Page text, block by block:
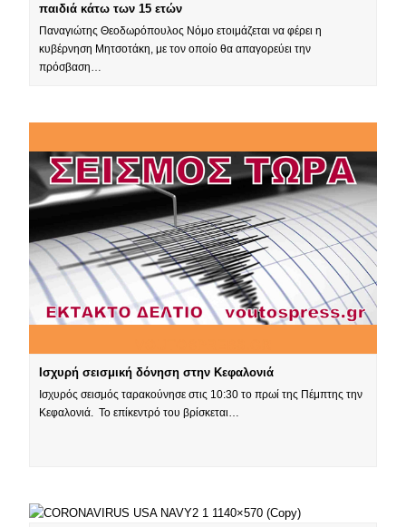
παιδιά κάτω των 15 ετών
Παναγιώτης Θεοδωρόπουλος Νόμο ετοιμάζεται να φέρει η
κυβέρνηση Μητσοτάκη, με τον οποίο θα απαγορεύει την
πρόσβαση…
Ισχυρή σεισμική δόνηση στην Κεφαλονιά
Ισχυρός σεισμός ταρακούνησε στις 10:30 το πρωί της Πέμπτης την
Κεφαλονιά. Το επίκεντρό του βρίσκεται…